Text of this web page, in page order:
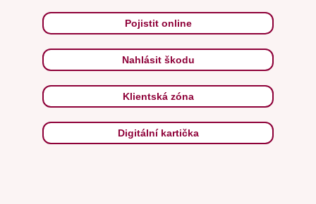
Pojistit online
Nahlásit škodu
Klientská zóna
Digitální kartička